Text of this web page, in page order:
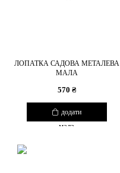
ЛОПАТКА САДОВА МЕТАЛЕВА
МАЛА
570 ₴
додати